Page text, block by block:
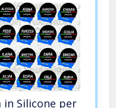
in Silicone per